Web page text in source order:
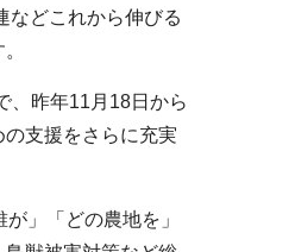
などこれから伸びる
、昨年11月18日から
支援をさらに充実
」「どの農地を」